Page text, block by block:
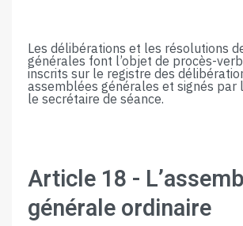
Les délibérations et les résolutions
générales font l’objet de procès-
inscrits sur le registre des
assemblées générales​ ​et​ ​signés​ ​par​
le​ ​secrétaire​ ​de​ ​séance.
Article​ ​18​ ​-​
générale​ ​ordinaire